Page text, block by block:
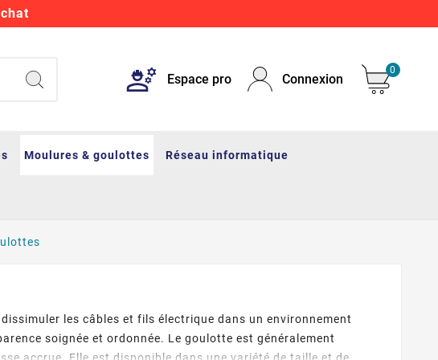
Espace pro Connexion
0
Moulures & goulottes Réseau informatique
les câbles et fils électrique dans un environnement
soignée et ordonnée. Le goulotte est généralement